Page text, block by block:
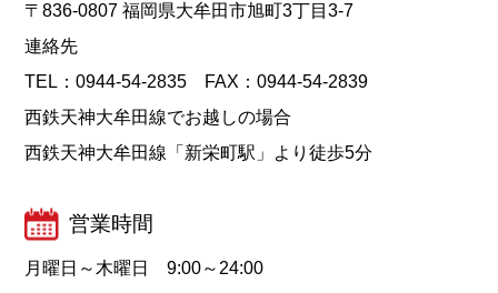
〒836-0807 福岡県大牟田市旭町3丁目3-7
連絡先
TEL：0944-54-2835 FAX：0944-54-2839
西鉄天神大牟田線でお越しの場合
西鉄天神大牟田線「新栄町駅」より徒歩5分
営業時間
月曜日～木曜日 9:00～24:00